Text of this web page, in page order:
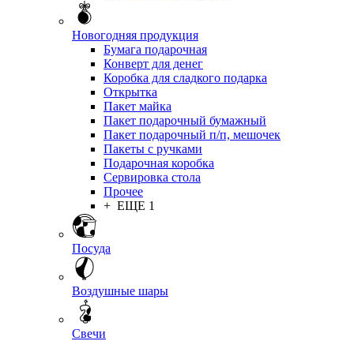
Новогодняя продукция
Бумага подарочная
Конверт для денег
Коробка для сладкого подарка
Открытка
Пакет майка
Пакет подарочный бумажный
Пакет подарочный п/п, мешочек
Пакеты с ручками
Подарочная коробка
Сервировка стола
Прочее
+ ЕЩЕ 1
Посуда
Воздушные шары
Свечи